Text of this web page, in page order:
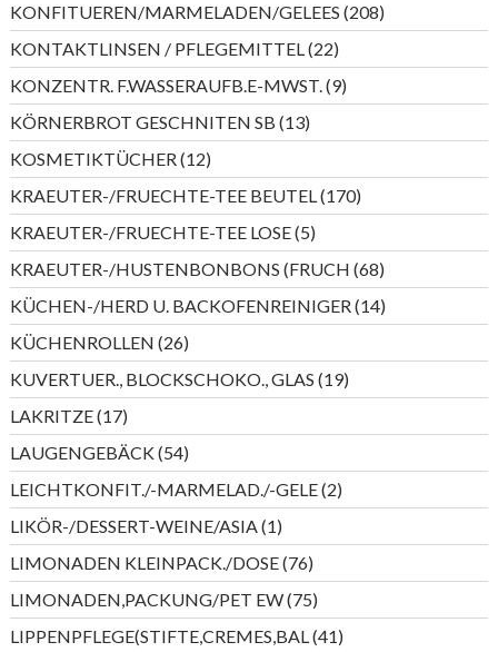
KONFITUEREN/MARMELADEN/GELEES 208208
Produkte
KONTAKTLINSEN / PFLEGEMITTEL 2222
Produkte
KONZENTR. F.WASSERAUFB.E-MWST. 99
Produkte
KÖRNERBROT GESCHNITEN SB 1313
Produkte
KOSMETIKTÜCHER 1212
Produkte
KRAEUTER-/FRUECHTE-TEE BEUTEL 170170
Produkte
KRAEUTER-/FRUECHTE-TEE LOSE 55
Produkte
KRAEUTER-/HUSTENBONBONS (FRUCH 6868
Produkte
KÜCHEN-/HERD U. BACKOFENREINIGER 1414
Produkte
KÜCHENROLLEN 2626
Produkte
KUVERTUER., BLOCKSCHOKO., GLAS 1919
Produkte
LAKRITZE 1717
Produkte
LAUGENGEBÄCK 5454
Produkte
LEICHTKONFIT./-MARMELAD./-GELE 22
Produkte
LIKÖR-/DESSERT-WEINE/ASIA 11
Produkt
LIMONADEN KLEINPACK./DOSE 7676
Produkte
LIMONADEN,PACKUNG/PET EW 7575
Produkte
LIPPENPFLEGE(STIFTE,CREMES,BAL 4141